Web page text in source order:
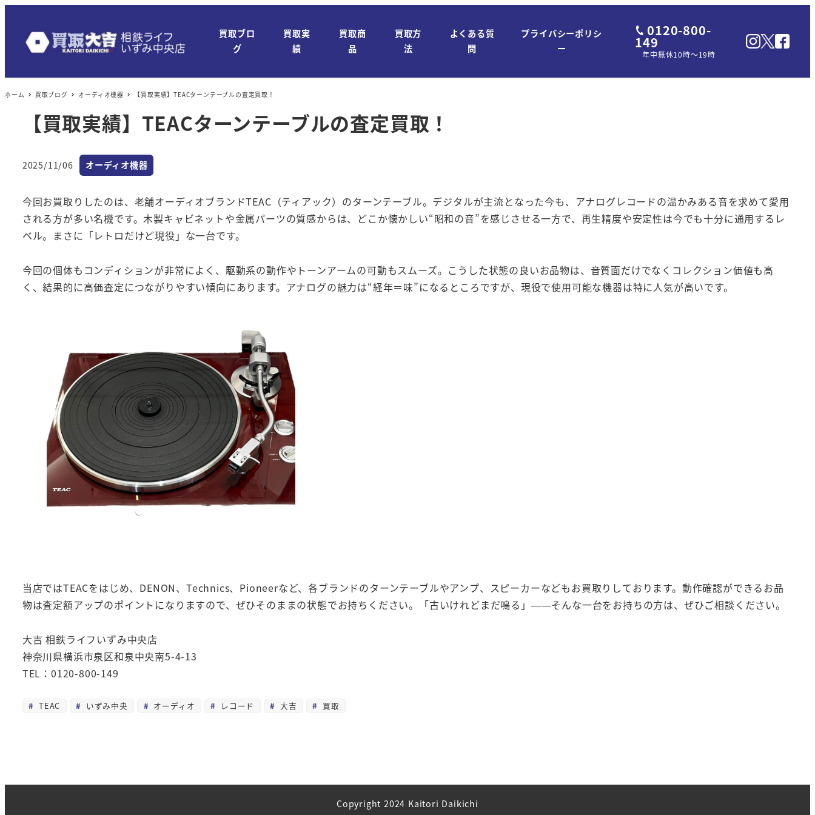
買取ブロ
グ
買取実
績
買取商
品
買取方
法
よくある質
問
プライバシーポリシ
ー
0120-800-
149
年中無休10時～19時
ホーム 買取ブログ オーディオ機器 【買取実績】TEACターンテーブルの査定買取！
【買取実績】TEACターンテーブルの査定買取！
投稿日
2025/11/06 カテゴリー
オーディオ機器
今回お買取りしたのは、老舗オーディオブランドTEAC（ティアック）のターンテーブル。デジタルが主流となった今も、アナログレコードの温かみある音を求めて愛用
される方が多い名機です。木製キャビネットや金属パーツの質感からは、どこか懐かしい“昭和の音”を感じさせる一方で、再生精度や安定性は今でも十分に通用するレ
ベル。まさに「レトロだけど現役」な一台です。
今回の個体もコンディションが非常によく、駆動系の動作やトーンアームの可動もスムーズ。こうした状態の良いお品物は、音質面だけでなくコレクション価値も高
く、結果的に高価査定につながりやすい傾向にあります。アナログの魅力は“経年＝味”になるところですが、現役で使用可能な機器は特に人気が高いです。
当店ではTEACをはじめ、DENON、Technics、Pioneerなど、各ブランドのターンテーブルやアンプ、スピーカーなどもお買取りしております。動作確認ができるお品
物は査定額アップのポイントになりますので、ぜひそのままの状態でお持ちください。「古いけれどまだ鳴る」——そんな一台をお持ちの方は、ぜひご相談ください。
大吉 相鉄ライフいずみ中央店
神奈川県横浜市泉区和泉中央南5-4-13
TEL：0120-800-149
TEAC いずみ中央 オーディオ レコード 大吉 買取
Copyright 2024 Kaitori Daikichi